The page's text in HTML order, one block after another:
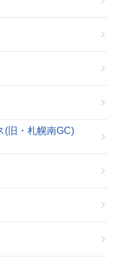
(旧・札幌南GC)